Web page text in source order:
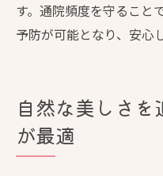
す。通院頻度を守ること
予防が可能となり、安心
自然な美しさ
が最適